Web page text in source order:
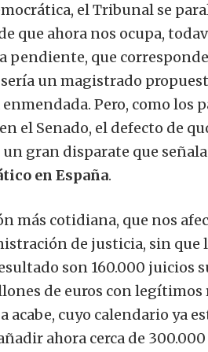
el Tribunal se
que ahora nos ocupa,
pendiente, que
un magistrado
Pero, como los
el Senado, el defecto de
gran disparate que señala
en España.
más cotidiana, que nos
de justicia, sin que
son 160.000 juicios
de euros con legítimos
acabe, cuyo calendario ya
ahora cerca de